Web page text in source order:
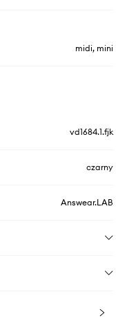
midi, mini
vd1684.1.fjk
czarny
Answear.LAB